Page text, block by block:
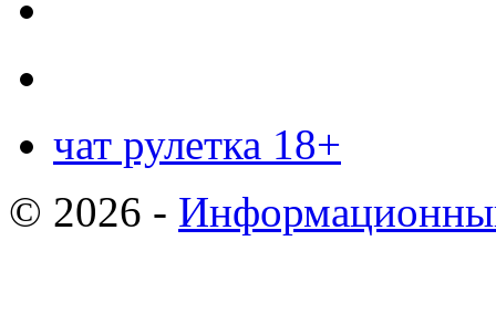
чат рулетка 18+
© 2026 -